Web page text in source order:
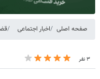
صفحه اصلی اخبار اجتماعی
۳ نفر